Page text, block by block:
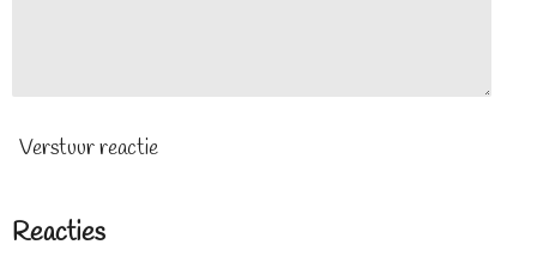
Verstuur reactie
Reacties